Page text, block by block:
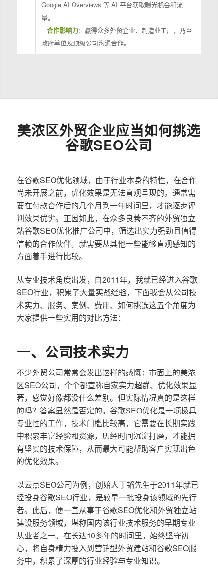
Google AI Overviews 等 AI 平台获取曝光机会和流
量。
–合作影响力：赢得众多外贸企业、制造业工厂，乃至
政府单位及顶级公司沟通合作。
美浓区外贸企业应当如何挑选
谷歌SEO公司
在谷歌SEO优化领域，由于行业本身的特性，在合作
尚未开展之前，优化效果是无法直观呈现的。通常需
要在付款合作后的几个月到一年时间里，才能逐步评
判效果优劣。正因如此，在众多良莠不齐的外贸独立
站谷歌SEO优化推广公司中，筛选出实力强劲且值得
信赖的合作伙伴，就需要从其他一些能够直观感知的
方面着手进行比较。
从专业技术角度出发，自2011年，我就已经进入谷歌
SEO行业，积累了大量实战经验，下面我会从公司技
术实力、服务、案例、费用、如何挑选这五个角度为
大家提供一些实用的对比方法：
一、公司技术实力
不少外贸公司常常会发出这样的感慨：市面上的美浓
区SEO公司，个个都宣称自家实力超群、优化效果显
著，感觉好像都没什么差别。但实际情况真的是这样
的吗？答案显然是否定的。谷歌SEO优化是一项极具
专业性的工作，技术门槛比较高，它需要在长期实践
中积累丰富经验和资源，历经时间沉淀打磨，才能拥
有坚实的技术保障，从而最大可能帮助客户实现出色
的优化效果。
以云点SEO公司为例，创始人丁韬先生于2011年就已
经投身谷歌SEO行业，是较早一批投身该领域的先行
者。此后，便一直从事于谷歌SEO优化和外贸独立站
建设服务领域，堪称国内该行业技术服务的早期专业
从业者之一。在长达10多年的时间里，始终坚守初
心，将自身精力投入到营销型外贸建站和谷歌SEO服
务中，积累了深厚的行业经验与专业知识。